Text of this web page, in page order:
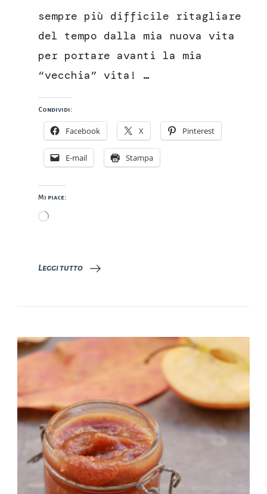
sempre più difficile ritagliare
del tempo dalla mia nuova vita
per portare avanti la mia
“vecchia” vita! …
Condividi:
Facebook X Pinterest
E-mail Stampa
Mi piace:
Caricamento
Leggi tutto